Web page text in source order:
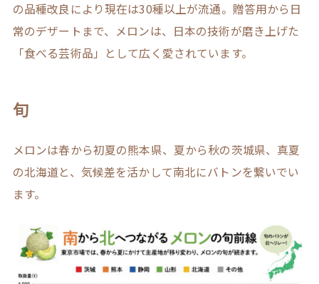
の品種改良により現在は30種以上が流通。贈答用から日
常のデザートまで、メロンは、日本の技術が磨き上げた
「食べる芸術品」として広く愛されています。
旬
メロンは春から初夏の熊本県、夏から秋の茨城県、真夏
の北海道と、気候差を活かして南北にバトンを繋いでい
ます。